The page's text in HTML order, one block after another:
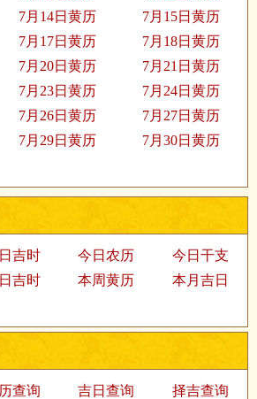
7月14日黄历
7月15日黄历
7月17日黄历
7月18日黄历
7月20日黄历
7月21日黄历
7月23日黄历
7月24日黄历
7月26日黄历
7月27日黄历
7月29日黄历
7月30日黄历
吉时 今日农历
今日干支
吉时 本周黄历
本月吉日
查询 吉日查询
择吉查询